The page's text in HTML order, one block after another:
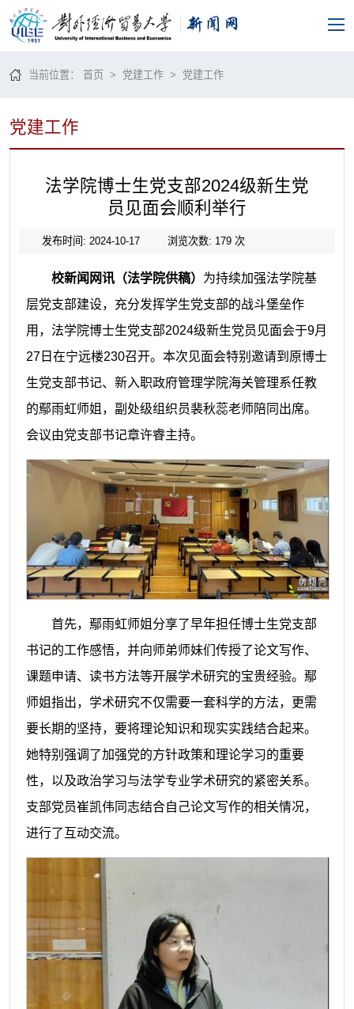
当前位置：首页 > 党建工作 > 党建工作
党建工作
法学院博士生党支部2024级新生党
员见面会顺利举行
发布时间: 2024-10-17 浏览次数: 179次
校新闻网讯（法学院供稿） 为持续加强法学院基
层党支部建设，充分发挥学生党支部的战斗堡垒作
用，法学院博士生党支部2024级新生党员见面会于9月
27日在宁远楼230召开。本次见面会特别邀请到原博士
生党支部书记、新入职政府管理学院海关管理系任教
的鄢雨虹师姐，副处级组织员裴秋蕊老师陪同出席。
会议由党支部书记章许睿主持。
首先，鄢雨虹师姐分享了早年担任博士生党支部
书记的工作感悟，并向师弟师妹们传授了论文写作、
课题申请、读书方法等开展学术研究的宝贵经验。鄢
师姐指出，学术研究不仅需要一套科学的方法，更需
要长期的坚持，要将理论知识和现实实践结合起来。
她特别强调了加强党的方针政策和理论学习的重要
性，以及政治学习与法学专业学术研究的紧密关系。
支部党员崔凯伟同志结合自己论文写作的相关情况，
进行了互动交流。